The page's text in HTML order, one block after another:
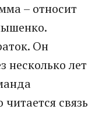
– относит
Он
несколько лет
связь